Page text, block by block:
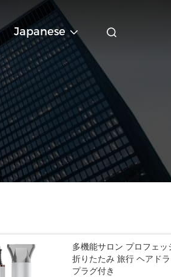
Japanese
多機能サロン プロフェッ
折りたたみ 旅行 ヘアド
プラグ付き